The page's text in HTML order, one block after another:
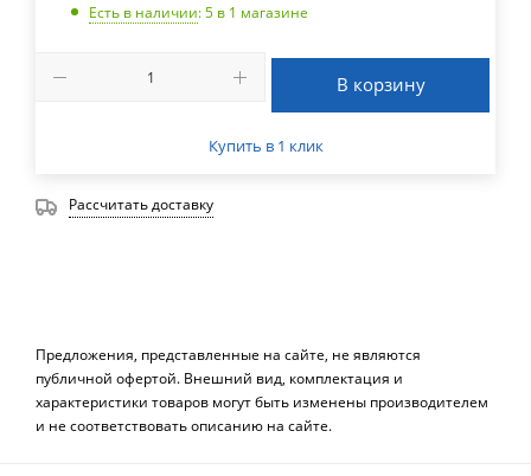
Есть в наличии: 5 в 1 магазине
В корзину
Купить в 1 клик
Рассчитать доставку
Предложения, представленные на сайте, не являются
публичной офертой. Внешний вид, комплектация и
характеристики товаров могут быть изменены производителем
и не соответствовать описанию на сайте.